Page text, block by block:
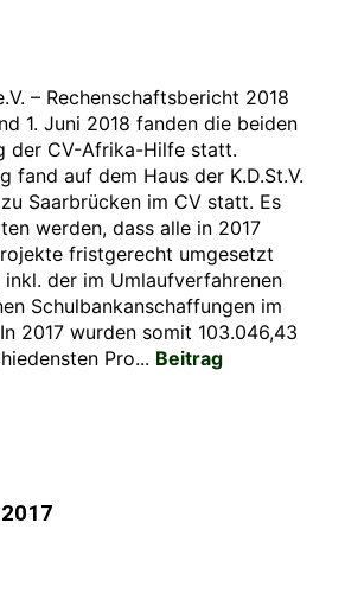
– Rechenschaftsbericht 2018
1. Juni 2018 fanden die beiden
der CV-Afrika-Hilfe statt.
fand auf dem Haus der K.D.St.V.
Saarbrücken im CV statt. Es
werden, dass alle in 2017
fristgerecht umgesetzt
der im Umlaufverfahrenen
Schulbankanschaffungen im
2017 wurden somit 103.046,43
Pro... Beitrag